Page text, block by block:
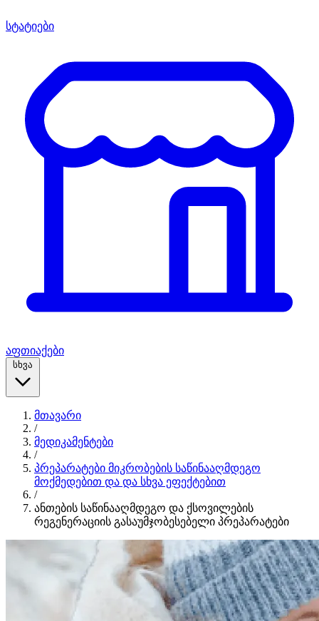
სტატიები
აფთიაქები
სხვა
მთავარი
/
მედიკამენტები
/
პრეპარატები მიკრობების საწინააღმდეგო
მოქმედებით და და სხვა ეფექტებით
/
ანთების საწინააღმდეგო და ქსოვილების
რეგენერაციის გასაუმჯობესებელი პრეპარატები